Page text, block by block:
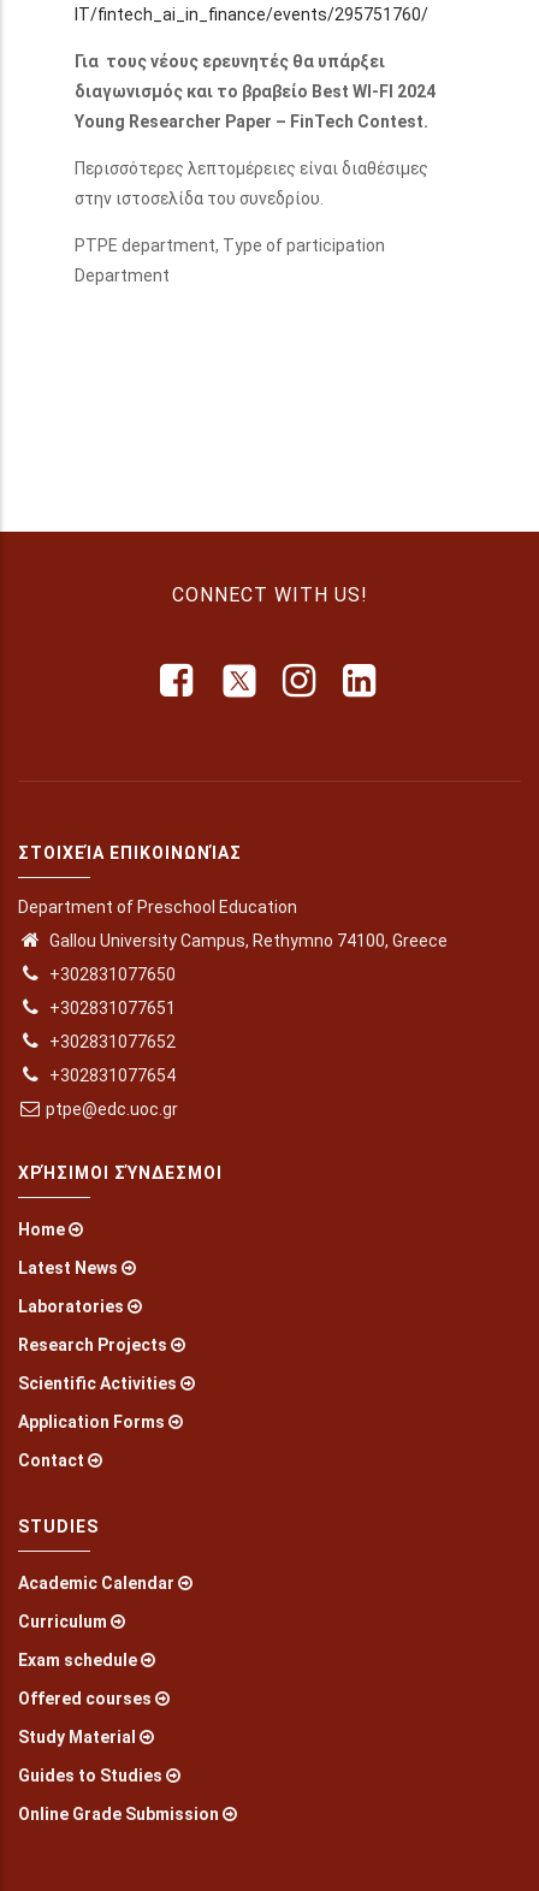
IT/fintech_ai_in_finance/events/295751760/
Για τους νέους ερευνητές θα υπάρξει
διαγωνισμός και το βραβείο Best WI-FI 2024
Young Researcher Paper – FinTech Contest.
Περισσότερες λεπτομέρειες είναι διαθέσιμες
στην ιστοσελίδα του συνεδρίου.
PTPE department, Type of participation
Department
CONNECT WITH US!
ΣΤΟΙΧΕΊΑ ΕΠΙΚΟΙΝΩΝΊΑΣ
Department of Preschool Education
Gallou University Campus, Rethymno 74100, Greece
+302831077650
+302831077651
+302831077652
+302831077654
ptpe@edc.uoc.gr
ΧΡΉΣΙΜΟΙ ΣΎΝΔΕΣΜΟΙ
Home
Latest News
Laboratories
Research Projects
Scientific Activities
Application Forms
Contact
STUDIES
Academic Calendar
Curriculum
Exam schedule
Offered courses
Study Material
Guides to Studies
Online Grade Submission